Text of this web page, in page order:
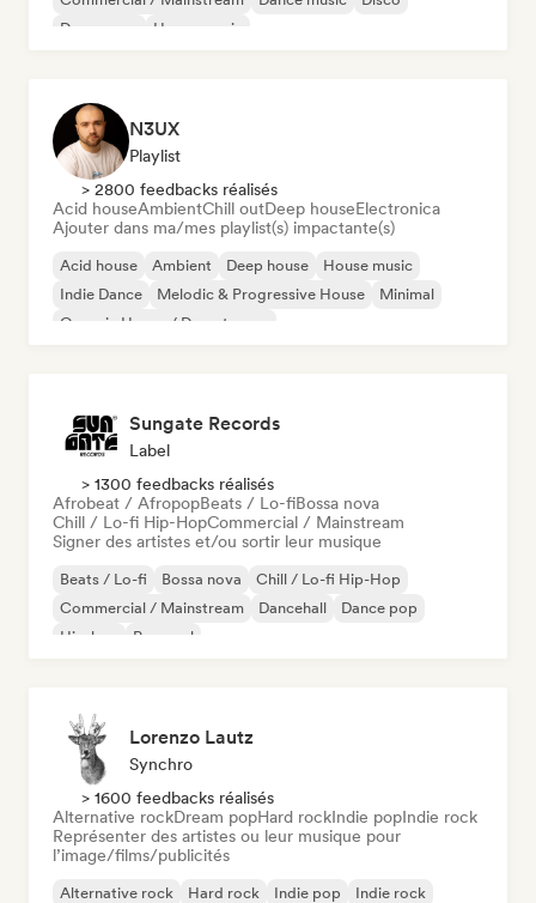
Dream pop
House music
N3UX
Playlist
> 2800 feedbacks réalisés
Acid houseAmbientChill outDeep houseElectronica
Ajouter dans ma/mes playlist(s) impactante(s)
Acid house Ambient Deep house
House music
Indie Dance
Melodic & Progressive House
Minimal
Organic House / Downtempo
Sungate Records
Label
> 1300 feedbacks réalisés
Afrobeat / AfropopBeats / Lo-fiBossa nova
Chill / Lo-fi Hip-HopCommercial / Mainstream
Signer des artistes et/ou sortir leur musique
Beats / Lo-fi Bossa nova
Chill / Lo-fi Hip-Hop
Commercial / Mainstream
Dancehall
Dance pop
Hip-hop
Pop soul
Lorenzo Lautz
Synchro
> 1600 feedbacks réalisés
Alternative rockDream popHard rockIndie popIndie rock
Représenter des artistes ou leur musique pour
l’image/films/publicités
Alternative rock Hard rock Indie pop
Indie rock